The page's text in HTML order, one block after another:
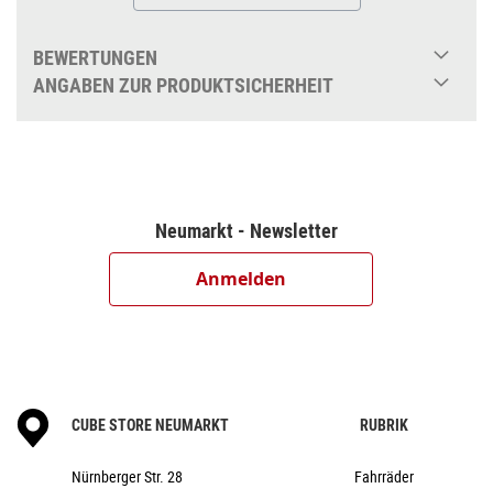
Herren
nein
BEWERTUNGEN
ANGABEN ZUR PRODUKTSICHERHEIT
Neumarkt - Newsletter
Anmelden
CUBE STORE NEUMARKT
Nürnberger Str. 28
RUBRIK
Fahrräder